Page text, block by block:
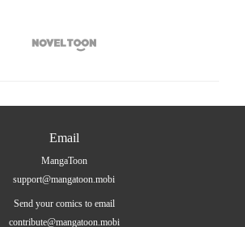

Email
MangaToon
support@mangatoon.mobi
Send your comics to email
contribute@mangatoon.mobi